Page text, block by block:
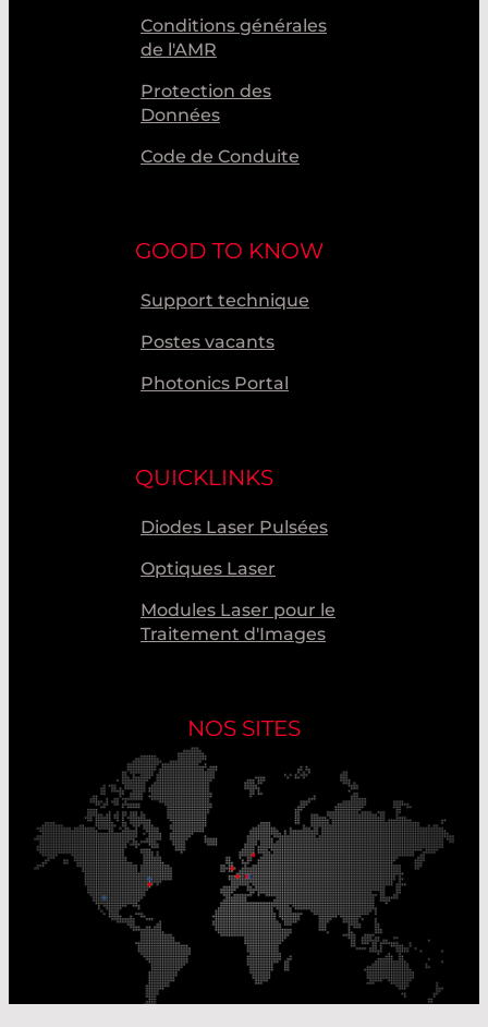
Conditions générales
de l'AMR
Protection des
Données
Code de Conduite
GOOD TO KNOW
Support technique
Postes vacants
Photonics Portal
QUICKLINKS
Diodes Laser Pulsées
Optiques Laser
Modules Laser pour le
Traitement d'Images
NOS SITES